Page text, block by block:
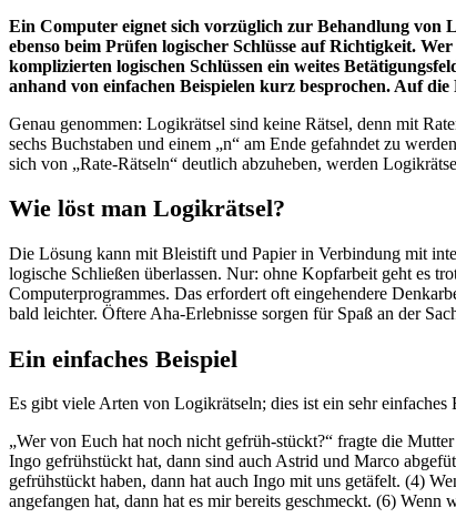
Ein Computer eignet sich vorzüglich zur Behandlung von
ebenso beim Prüfen logischer Schlüsse auf Richtigkeit.
komplizierten logischen Schlüssen ein weites
anhand von einfachen Beispielen kurz besprochen. Auf
Genau genommen: Logikrätsel sind keine Rätsel, denn mit
sechs Buchstaben und einem „n“ am Ende gefahndet zu
sich von „Rate-Rätseln“ deutlich abzuheben, werden
Wie löst man Logikrätsel?
Die Lösung kann mit Bleistift und Papier in Verbindung mit
logische Schließen überlassen. Nur: ohne Kopfarbeit geht es
Computerprogrammes. Das erfordert oft eingehendere
bald leichter. Öftere Aha-Erlebnisse sorgen für Spaß an der
Ein einfaches Beispiel
Es gibt viele Arten von Logikrätseln; dies ist ein sehr einfaches
„Wer von Euch hat noch nicht gefrüh-stückt?“ fragte die
Ingo gefrühstückt hat, dann sind auch Astrid und Marco
gefrühstückt haben, dann hat auch Ingo mit uns getäfelt. (4)
angefangen hat, dann hat es mir bereits geschmeckt. (6)